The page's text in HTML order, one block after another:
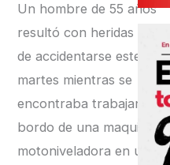
Un hombre de 55 años
resultó con heridas luego
de accidentarse este
martes mientras se
encontraba trabajando a
bordo de una maquina
motoniveladora en un